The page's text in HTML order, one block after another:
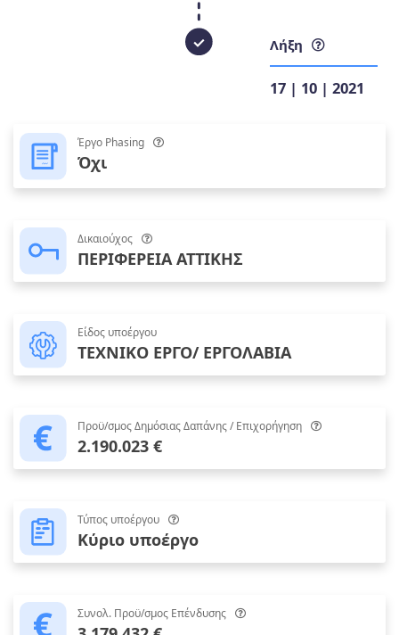
Λήξη
17 | 10 | 2021
Έργο Phasing
Όχι
Δικαιούχος
ΠΕΡΙΦΕΡΕΙΑ ΑΤΤΙΚΗΣ
Είδος υποέργου
ΤΕΧΝΙΚΟ ΕΡΓΟ/ ΕΡΓΟΛΑΒΙΑ
Προϋ/σμος Δημόσιας Δαπάνης / Επιχορήγηση
2.190.023 €
Τύπος υποέργου
Κύριο υποέργο
Συνολ. Προϋ/σμος Επένδυσης